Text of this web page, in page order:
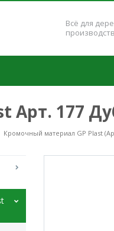
Всё для
Арт. 177
Кромочный материал GP Plast